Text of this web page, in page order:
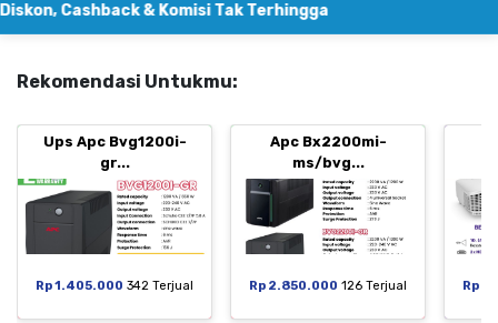
& Komisi Tak Terhingga
Rekomendasi Untukmu:
Ups Apc Bvg1200i-
gr...
Rp 1.405.000 342 Terjual
Apc Bx2200mi-
ms/bvg...
Rp 2.850.000 126 Terjual Rp